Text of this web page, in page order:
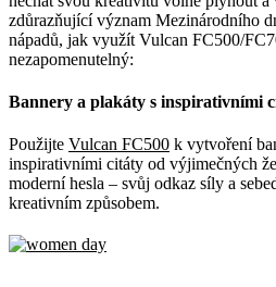
zdůrazňující význam Mezinárodního
nápadů, jak využít Vulcan FC500/
nezapomenutelný:
Bannery a plakáty s inspirativními
Použijte Vulcan FC500 k vytvoření
inspirativními citáty od výjimečných
moderní hesla – svůj odkaz síly a
kreativním způsobem.